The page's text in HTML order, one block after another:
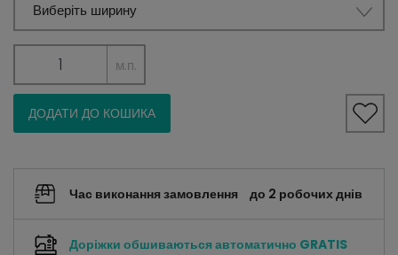
Виберіть ширину
м.п.
ДОДАТИ ДО КОШИКА
Час виконання замовлення до 2 робочих днів
Доріжки обшиваються автоматично GRATIS